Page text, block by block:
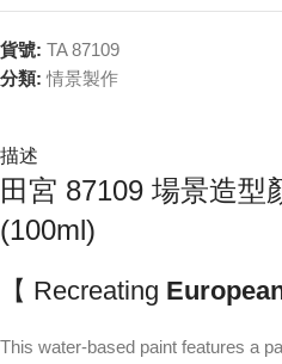
貨號: TA 87109
分類: 情景製作
描述
田宮 87109 場景造型
(100ml)
【 Recreating
This water-based paint features a